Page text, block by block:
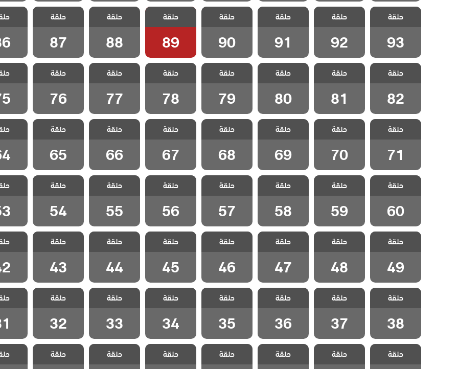
مسلسل الفناء
مدبلج الحلقة 93
حلقة
93
مسلسل الفناء
مدبلج الحلقة 92
حلقة
92
مسلسل الفناء
مدبلج الحلقة 91
حلقة
91
مسلسل الفناء
مدبلج الحلقة 90
حلقة
90
مسلسل الفناء
مدبلج الحلقة 89
حلقة
89
مسلسل الفناء
مدبلج الحلقة 88
حلقة
88
مسلسل الفناء
مدبلج الحلقة 87
حلقة
87
مسلسل
مدبلج
مسلسل الفناء
مدبلج الحلقة 82
حلقة
82
مسلسل الفناء
مدبلج الحلقة 81
حلقة
81
مسلسل الفناء
مدبلج الحلقة 80
حلقة
80
مسلسل الفناء
مدبلج الحلقة 79
حلقة
79
مسلسل الفناء
مدبلج الحلقة 78
حلقة
78
مسلسل الفناء
مدبلج الحلقة 77
حلقة
77
مسلسل الفناء
مدبلج الحلقة 76
حلقة
76
مسلسل
مدبلج
مسلسل الفناء
مدبلج الحلقة 71
حلقة
71
مسلسل الفناء
مدبلج الحلقة 70
حلقة
70
مسلسل الفناء
مدبلج الحلقة 69
حلقة
69
مسلسل الفناء
مدبلج الحلقة 68
حلقة
68
مسلسل الفناء
مدبلج الحلقة 67
حلقة
67
مسلسل الفناء
مدبلج الحلقة 66
حلقة
66
مسلسل الفناء
مدبلج الحلقة 65
حلقة
65
مسلسل
مدبلج
مسلسل الفناء
مدبلج الحلقة 60
حلقة
60
مسلسل الفناء
مدبلج الحلقة 59
حلقة
59
مسلسل الفناء
مدبلج الحلقة 58
حلقة
58
مسلسل الفناء
مدبلج الحلقة 57
حلقة
57
مسلسل الفناء
مدبلج الحلقة 56
حلقة
56
مسلسل الفناء
مدبلج الحلقة 55
حلقة
55
مسلسل الفناء
مدبلج الحلقة 54
حلقة
54
مسلسل
مدبلج
مسلسل الفناء
مدبلج الحلقة 49
حلقة
49
مسلسل الفناء
مدبلج الحلقة 48
حلقة
48
مسلسل الفناء
مدبلج الحلقة 47
حلقة
47
مسلسل الفناء
مدبلج الحلقة 46
حلقة
46
مسلسل الفناء
مدبلج الحلقة 45
حلقة
45
مسلسل الفناء
مدبلج الحلقة 44
حلقة
44
مسلسل الفناء
مدبلج الحلقة 43
حلقة
43
مسلسل
مدبلج
مسلسل الفناء
مدبلج الحلقة 38
حلقة
38
مسلسل الفناء
مدبلج الحلقة 37
حلقة
37
مسلسل الفناء
مدبلج الحلقة 36
حلقة
36
مسلسل الفناء
مدبلج الحلقة 35
حلقة
35
مسلسل الفناء
مدبلج الحلقة 34
حلقة
34
مسلسل الفناء
مدبلج الحلقة 33
حلقة
33
مسلسل الفناء
مدبلج الحلقة 32
حلقة
32
مسلسل
مدبلج
مسلسل الفناء
مدبلج الحلقة 27
حلقة
مسلسل الفناء
مدبلج الحلقة 26
حلقة
مسلسل الفناء
مدبلج الحلقة 25
حلقة
مسلسل الفناء
مدبلج الحلقة 24
حلقة
مسلسل الفناء
مدبلج الحلقة 23
حلقة
مسلسل الفناء
مدبلج الحلقة 22
حلقة
مسلسل الفناء
مدبلج الحلقة 21
حلقة
مسلسل
مدبلج